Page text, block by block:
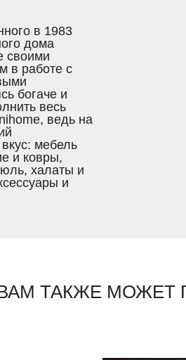
в 1983
дома
своими
в работе с
богаче и
весь
ведь на
мебель
и ковры,
халаты и
и
ТАКЖЕ МОЖЕТ